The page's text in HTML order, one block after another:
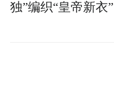
独”编织“皇帝新衣”